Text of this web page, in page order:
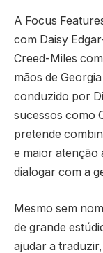
A Focus
com Daisy
Creed-Miles
mãos de
conduzido por
sucessos como
pretende
e maior atenção
dialogar com a
Mesmo sem
de grande
ajudar a